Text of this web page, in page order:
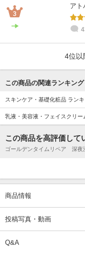
アト
4位以
この商品の関連ランキング
スキンケア・基礎化粧品 ラン
乳液・美容液・フェイスクリー
この商品を高評価して
ゴールデンタイムリペア 深夜
商品情報
投稿写真・動画
Q&A